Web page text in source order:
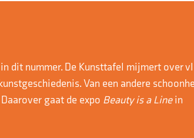
dit nummer. De Kunsttafel mijmert over
Van een andere
gaat de expo Beauty is a Linein